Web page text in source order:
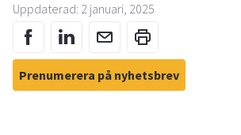
Uppdaterad: 2 januari, 2025
Prenumerera på nyhetsbrev